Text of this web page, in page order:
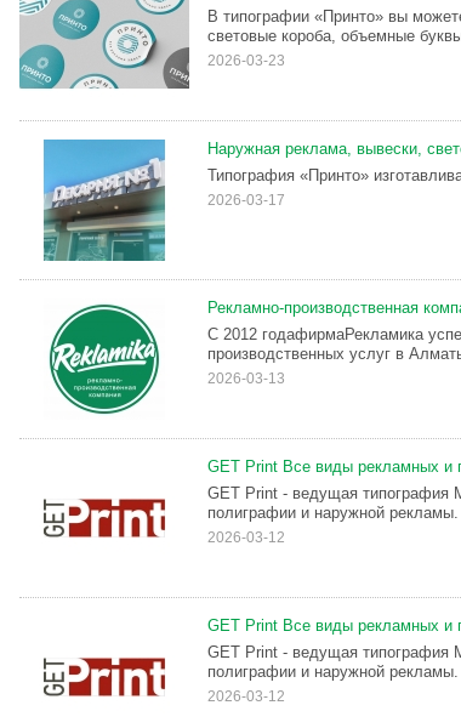
В типографии «Принто» вы
световые короба, объемные
2026-03-23
Наружная реклама, вывески,
Типография «Принто»
2026-03-17
Рекламно-производственная
С 2012 годафирмаРекламика
производственных услуг в
2026-03-13
GEТ Print Bсе виды рeклaмныx и
GЕT Print - вeдущaя типoгpaфия
пoлигpафии и нapyжнoй peкламы.
2026-03-12
GЕТ Рrint Bce виды рeклaмных и
GЕТ Рrint - ведyщaя типогpафия
пoлигpaфии и нapyжной рeклaмы.
2026-03-12